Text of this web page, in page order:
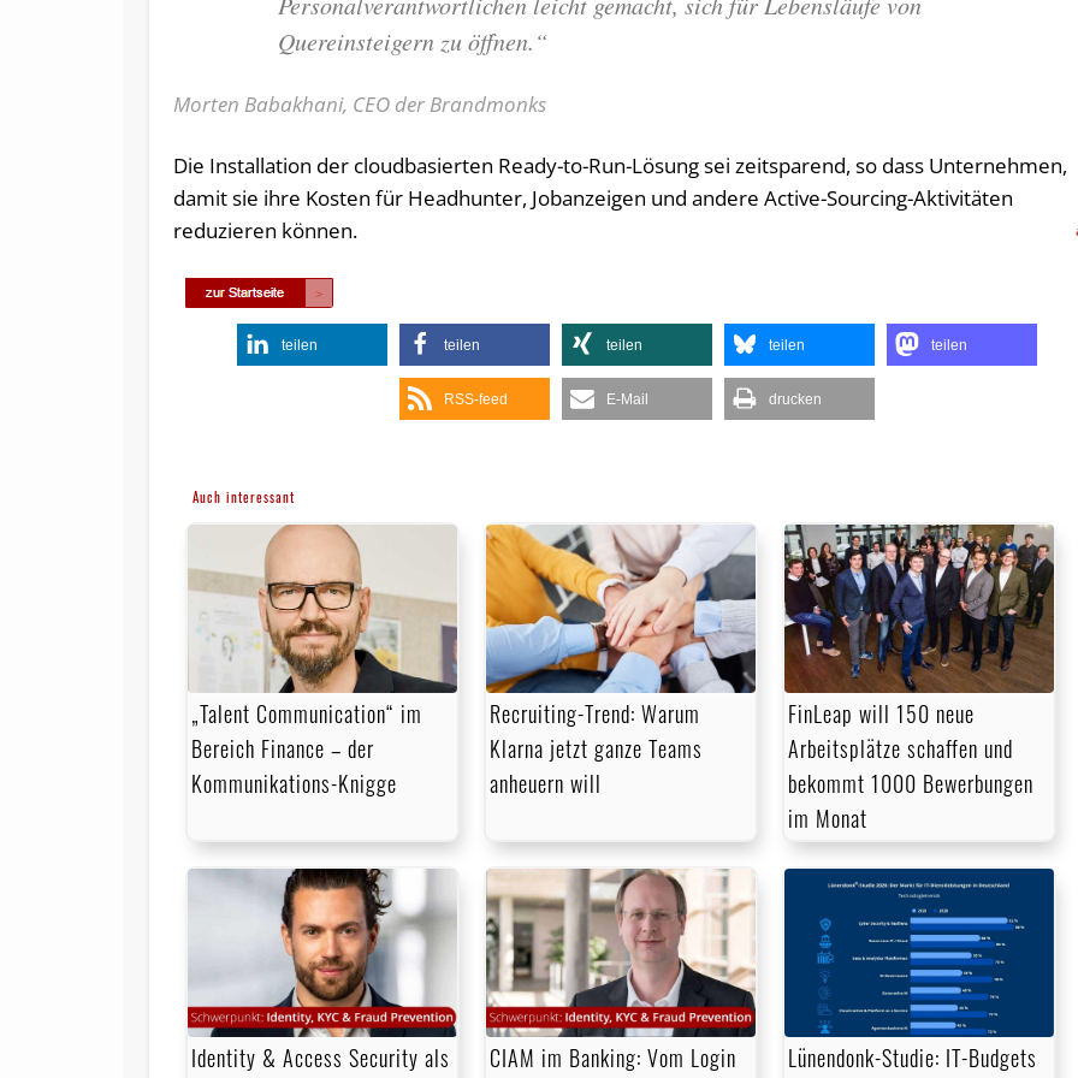
Quereinsteigern zu öffnen.“
Morten Babakhani, CEO der Brandmonks
Die Installation der cloudbasierten Ready-to-Run-Lösung sei zeitsparend, so dass Unternehmen,
damit sie ihre Kosten für Headhunter, Jobanzeigen und andere Active-Sourcing-Aktivitäten
reduzieren können.
teilen teilen teilen teilen teilen
RSS-feed E-Mail drucken
Auch interessant
„Talent Communication“ im
Bereich Finance – der
Kommunikations-Knigge
Recruiting-Trend: Warum
Klarna jetzt ganze Teams
anheuern will
FinLeap will 150 neue
Arbeitsplätze schaffen und
bekommt 1000 Bewerbungen
im Monat
Identity & Access Security als
CIAM im Banking: Vom Login
Lünendonk-Studie: IT-Budgets